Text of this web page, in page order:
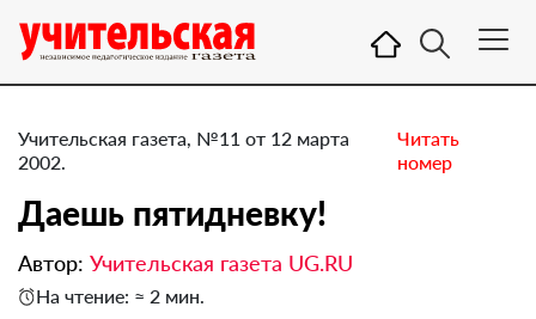
Учительская газета, №11 от 12 марта
2002.
Читать
номер
Даешь пятидневку!
Автор: Учительская газета UG.RU
На чтение: ≈ 2 мин.